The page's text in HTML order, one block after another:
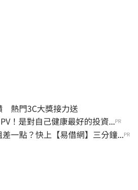
熱門3C大獎接力送
！是對自己健康最好的投資...PR
一點？快上【易借網】三分鐘...PR